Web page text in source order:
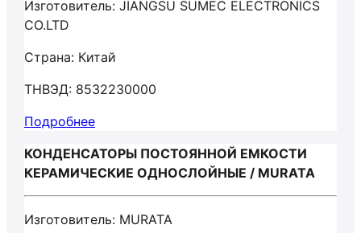
Изготовитель: JIANGSU SUMEC ELECTRONICS
CO.LTD
Страна: Китай
ТНВЭД: 8532230000
Подробнее
КОНДЕНСАТОРЫ ПОСТОЯННОЙ ЕМКОСТИ
КЕРАМИЧЕСКИЕ ОДНОСЛОЙНЫЕ / MURATA
Изготовитель: MURATA